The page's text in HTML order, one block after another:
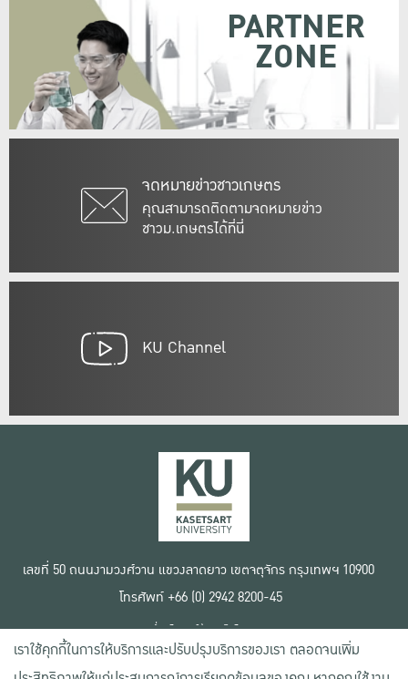
จดหมายข่าวชาวเกษตร
คุณสามารถติดตามจดหมายข่าว
ชาวม.เกษตรได้ที่นี่
PARTNER
ZONE
KU Channel
เลขที่ 50 ถนนงามวงศ์วาน แขวงลาดยาว เขตจตุจักร กรุงเทพฯ 10900
โทรศัพท์ +66 (0) 2942 8200-45
เงื่อนไขการใช้งานเว็บไซต์
ข้อตกลงด้านสิทธิ์ใช้งาน
นโยบายความเป็นส่วนตัว
เราใช้คุกกี้ในการให้บริการและปรับปรุงบริการของเรา ตลอดจนเพิ่ม